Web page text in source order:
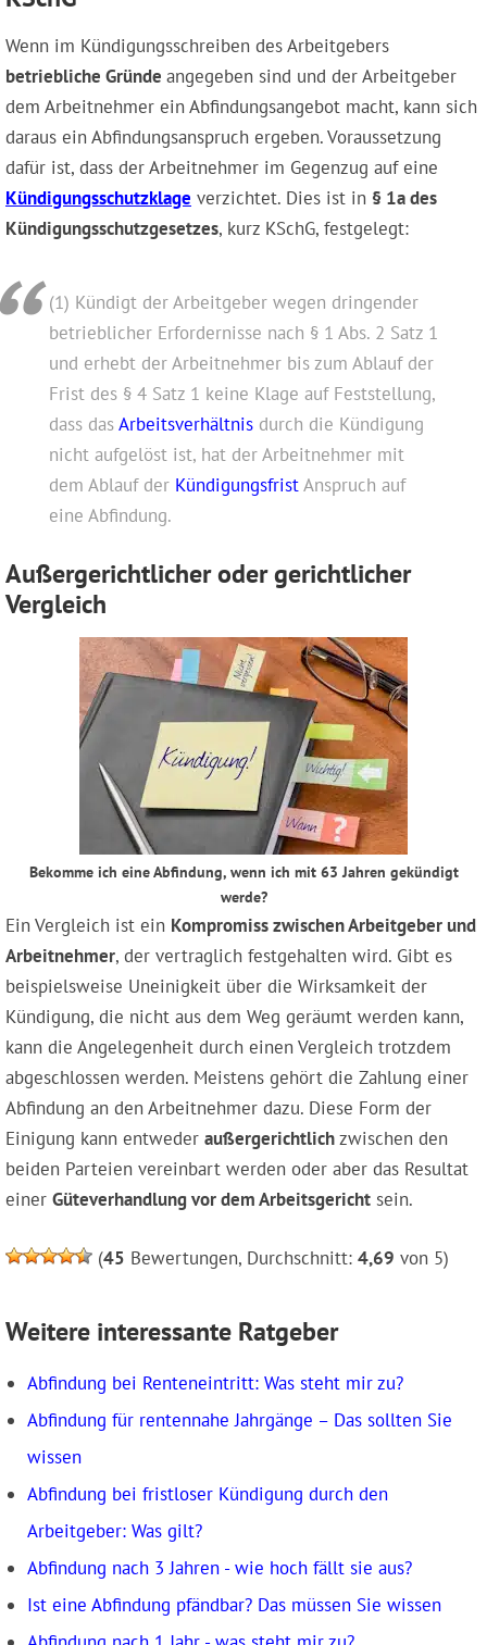
Wenn im Kündigungsschreiben des Arbeitgebers
betriebliche Gründe angegeben sind und der Arbeitgeber
dem Arbeitnehmer ein Abfindungsangebot macht, kann sich
daraus ein Abfindungsanspruch ergeben. Voraussetzung
dafür ist, dass der Arbeitnehmer im Gegenzug auf eine
Kündigungsschutzklage verzichtet. Dies ist in § 1a des
Kündigungsschutzgesetzes, kurz KSchG, festgelegt:
(1) Kündigt der Arbeitgeber wegen dringender
betrieblicher Erfordernisse nach § 1 Abs. 2 Satz 1
und erhebt der Arbeitnehmer bis zum Ablauf der
Frist des § 4 Satz 1 keine Klage auf Feststellung,
dass dasArbeitsverhältnis durch die Kündigung
nicht aufgelöst ist, hat der Arbeitnehmer mit
dem Ablauf der KündigungsfristAnspruch auf
eine Abfindung.
Außergerichtlicher oder gerichtlicher
Vergleich
Bekomme ich eine Abfindung, wenn ich mit 63 Jahren gekündigt
werde?
Ein Vergleich ist ein Kompromiss zwischen Arbeitgeber und
Arbeitnehmer, der vertraglich festgehalten wird. Gibt es
beispielsweise Uneinigkeit über die Wirksamkeit der
Kündigung, die nicht aus dem Weg geräumt werden kann,
kann die Angelegenheit durch einen Vergleich trotzdem
abgeschlossen werden. Meistens gehört die Zahlung einer
Abfindung an den Arbeitnehmer dazu. Diese Form der
Einigung kann entweder außergerichtlichzwischen den
beiden Parteien vereinbart werden oder aber das Resultat
einer Güteverhandlung vor dem Arbeitsgericht sein.
(45 Bewertungen, Durchschnitt: 4,69 von 5)
Weitere interessante Ratgeber
Abfindung bei Renteneintritt: Was steht mir zu?
Abfindung für rentennahe Jahrgänge – Das sollten Sie
wissen
Abfindung bei fristloser Kündigung durch den
Arbeitgeber: Was gilt?
Abfindung nach 3 Jahren - wie hoch fällt sie aus?
Ist eine Abfindung pfändbar? Das müssen Sie wissen